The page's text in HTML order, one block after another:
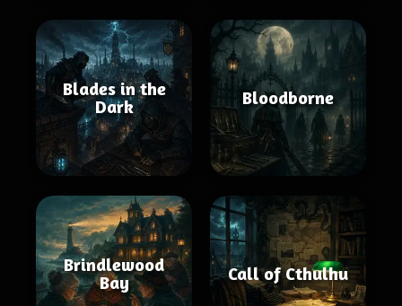
Blades in the
Dark
Bloodborne
Brindlewood
Bay
Call of Cthulhu